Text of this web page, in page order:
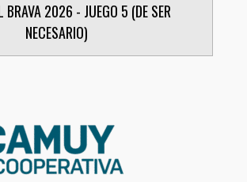
BRAVA 2026 - JUEGO 5 (DE SER
NECESARIO)